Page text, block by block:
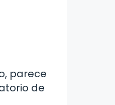
parece
de